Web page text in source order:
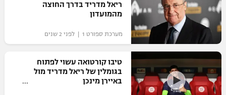
ריאל מדריד בדרך החוצה
מהמועדון
מערכת ספורט 1 | לפני 2 שנים
טיבו קורטואה עשוי לפתוח
בגומלין של ריאל מדריד מול
באיירן מינכן